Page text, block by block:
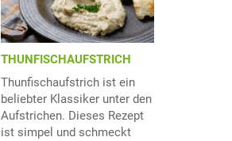
THUNFISCHAUFSTRICH
Thunfischaufstrich ist ein
beliebter Klassiker unter den
Aufstrichen. Dieses Rezept
ist simpel und schmeckt